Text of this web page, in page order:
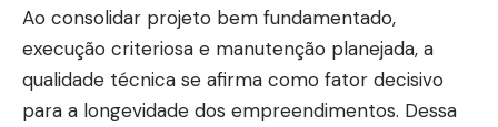
Ao consolidar projeto bem fundamentado,
execução criteriosa e manutenção planejada, a
qualidade técnica se afirma como fator decisivo
para a longevidade dos empreendimentos. Dessa